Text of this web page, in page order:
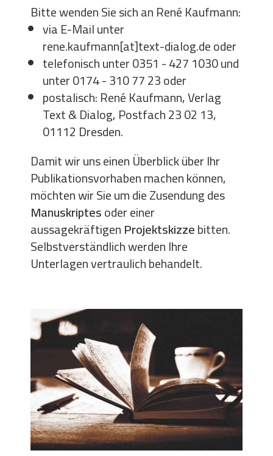
Bitte wenden Sie sich an René Kaufmann:
via E-Mail unter
rene.kaufmann[at]text-dialog.deoder
telefonisch unter0351 - 427 1030und
unter0174 - 310 77 23oder
postalisch: René Kaufmann, Verlag
Text & Dialog, Postfach 23 02 13,
01112 Dresden.
Damit wir uns einen Überblick über Ihr
Publikationsvorhaben machen können,
möchten wir Sie um die Zusendung des
Manuskriptesoder einer
aussagekräftigenProjektskizzebitten.
Selbstverständlich werden Ihre
Unterlagen vertraulich behandelt.